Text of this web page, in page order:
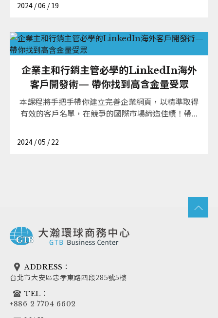
2024 / 06 / 19
企業主和行銷主管必學的LinkedIn海外
客戶開發術— 帶你找到高含金量受眾
本課程將手把手帶你建立完善企業網頁，以精準取得
有效的客戶名單，在競爭的國際市場締造佳績！帶...
2024 / 05 / 22
ADDRESS：
台北市大安區忠孝東路四段285號5樓
TEL：
+886 2 7704 6602